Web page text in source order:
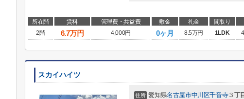
所在階 賃料 管理費・共益費 敷金 礼金 間取り
2階
6.7万円 4,000円 0ヶ月 8.5万円 1LDK
スカイハイツ
住所 愛知県名古屋市中川区千音寺３丁